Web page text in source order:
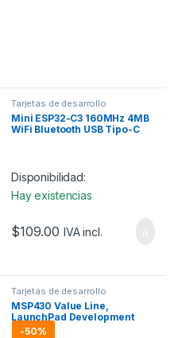
Tarjetas de desarrollo
Mini ESP32-C3 160MHz 4MB
WiFi Bluetooth USB Tipo-C
Disponibilidad:
Hay existencias
$109.00 IVA incl.
Tarjetas de desarrollo
MSP430 Value Line,
LaunchPad Development
Tool
-50%